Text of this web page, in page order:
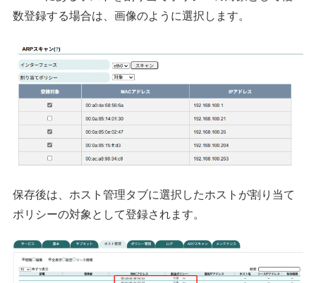
数登録する場合は、画像のように選択します。
保存後は、ホスト管理タブに選択したホストが割り当て
ポリシーの対象として登録されます。